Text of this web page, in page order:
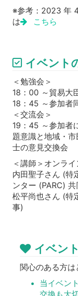
※参考：2023 年
は
こちら
イベント
＜勉強会＞
18：00 ～貿易大
18：45 ～参加者
＜交流会＞
19：45 ～参加者
題意識と地域・
士の意見交換会
＜講師＞オンラ
内田聖子さん (特
ンター (PARC) 共
松平尚也さん (特
事)
イベン
関心のある方は
当イベン
交換も大